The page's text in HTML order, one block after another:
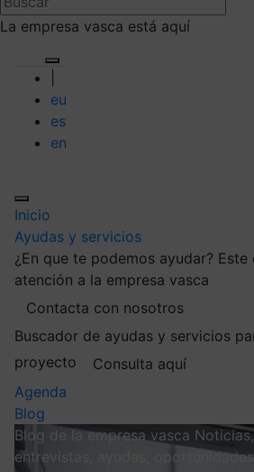
La empresa vasca está aquí
eu
es
en
Inicio
Ayudas y servicios
¿En que te podemos ayudar? Este
atención a la empresa vasca
Contacta con nosotros
Buscador de ayudas y servicios
proyecto
Consulta aquí
Agenda
Blog
Blog de la empresa vasca
entrevistas, ayudas,